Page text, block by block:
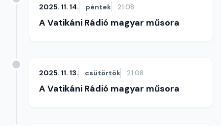
2025. 11. 14. péntek 21:08
A Vatikáni Rádió magyar műsora
2025. 11. 13. csütörtök 21:08
A Vatikáni Rádió magyar műsora